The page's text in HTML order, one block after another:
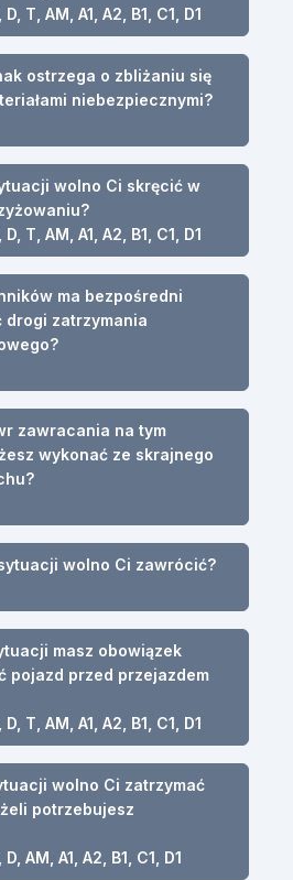
T, AM, A1, A2, B1, C1, D1
ostrzega o zbliżaniu się
niebezpiecznymi?
wolno Ci skręcić w
T, AM, A1, A2, B1, C1, D1
ma bezpośredni
drogi zatrzymania
zawracania na tym
wykonać ze skrajnego
wolno Ci zawrócić?
masz obowiązek
pojazd przed przejazdem
T, AM, A1, A2, B1, C1, D1
wolno Ci zatrzymać
potrzebujesz
AM, A1, A2, B1, C1, D1